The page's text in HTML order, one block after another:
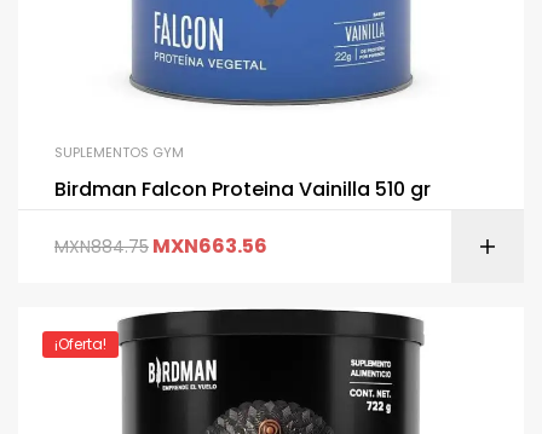
SUPLEMENTOS GYM
Birdman Falcon Proteina Vainilla 510 gr
MXN884.75 MXN663.56
¡Oferta!